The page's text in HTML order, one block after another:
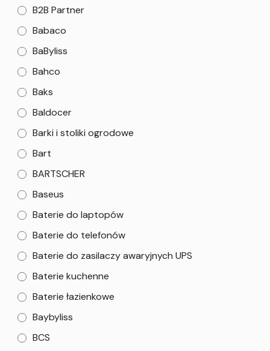
B2B Partner
Babaco
BaByliss
Bahco
Baks
Baldocer
Barki i stoliki ogrodowe
Bart
BARTSCHER
Baseus
Baterie do laptopów
Baterie do telefonów
Baterie do zasilaczy awaryjnych UPS
Baterie kuchenne
Baterie łazienkowe
Baybyliss
BCS